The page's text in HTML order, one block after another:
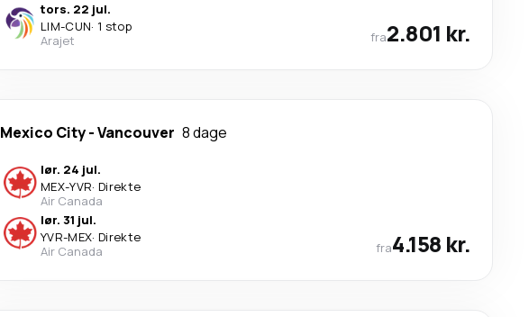
tors. 22 jul.
LIM-CUN· 1 stop
Arajet
fra2.801 kr.
Mexico City-Vancouver 8 dage
lør. 24 jul.
MEX-YVR· Direkte
Air Canada
lør. 31 jul.
YVR-MEX· Direkte
Air Canada
fra4.158 kr.